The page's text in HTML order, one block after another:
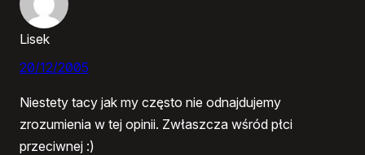
Lisek
20/12/2005
Niestety tacy jak my często nie odnajdujemy
zrozumienia w tej opinii. Zwłaszcza wśród płci
przeciwnej :)